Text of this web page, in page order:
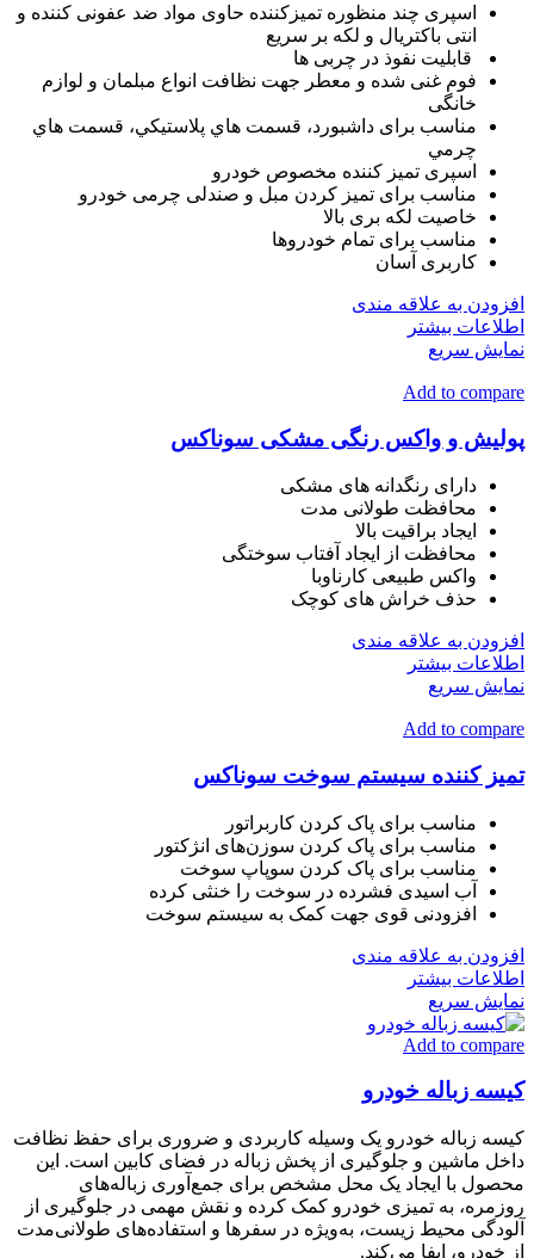
اسپری چند منظوره تمیزکننده حاوی مواد ضد عفونی کننده و
انتی باکتریال و لکه بر سریع
قابلیت نفوذ در چربی ها
فوم غنی شده و معطر جهت نظافت انواع مبلمان و لوازم
خانگی
مناسب برای داشبورد، قسمت هاي پلاستيکي، قسمت‌ هاي
چرمي
اسپری تمیز کننده مخصوص خودرو
مناسب برای تمیز کردن مبل و صندلی چرمی خودرو
خاصیت لکه بری بالا
مناسب برای تمام خودروها
کاربری آسان
افزودن به علاقه مندی
اطلاعات بیشتر
نمایش سریع
Add to compare
پولیش و واکس رنگی مشکی سوناکس
دارای رنگدانه های مشکی
محافظت طولانی مدت
ایجاد براقیت بالا
محافظت از ایجاد آفتاب سوختگی
واکس طبیعی کارناوبا
حذف خراش های کوچک
افزودن به علاقه مندی
اطلاعات بیشتر
نمایش سریع
Add to compare
تمیز کننده سیستم سوخت سوناکس
مناسب برای پاک کردن کاربراتور
مناسب برای پاک کردن سوزن‌های انژکتور
مناسب برای پاک کردن سوپاپ سوخت
آب اسیدی فشرده در سوخت را خنثی کرده
افزودنی قوی جهت کمک به سیستم سوخت
افزودن به علاقه مندی
اطلاعات بیشتر
نمایش سریع
Add to compare
کیسه زباله خودرو
کیسه زباله خودرو یک وسیله کاربردی و ضروری برای حفظ نظافت
داخل ماشین و جلوگیری از پخش زباله در فضای کابین است. این
محصول با ایجاد یک محل مشخص برای جمع‌آوری زباله‌های
روزمره، به تمیزی خودرو کمک کرده و نقش مهمی در جلوگیری از
آلودگی محیط زیست، به‌ویژه در سفرها و استفاده‌های طولانی‌مدت
از خودرو، ایفا می‌کند.